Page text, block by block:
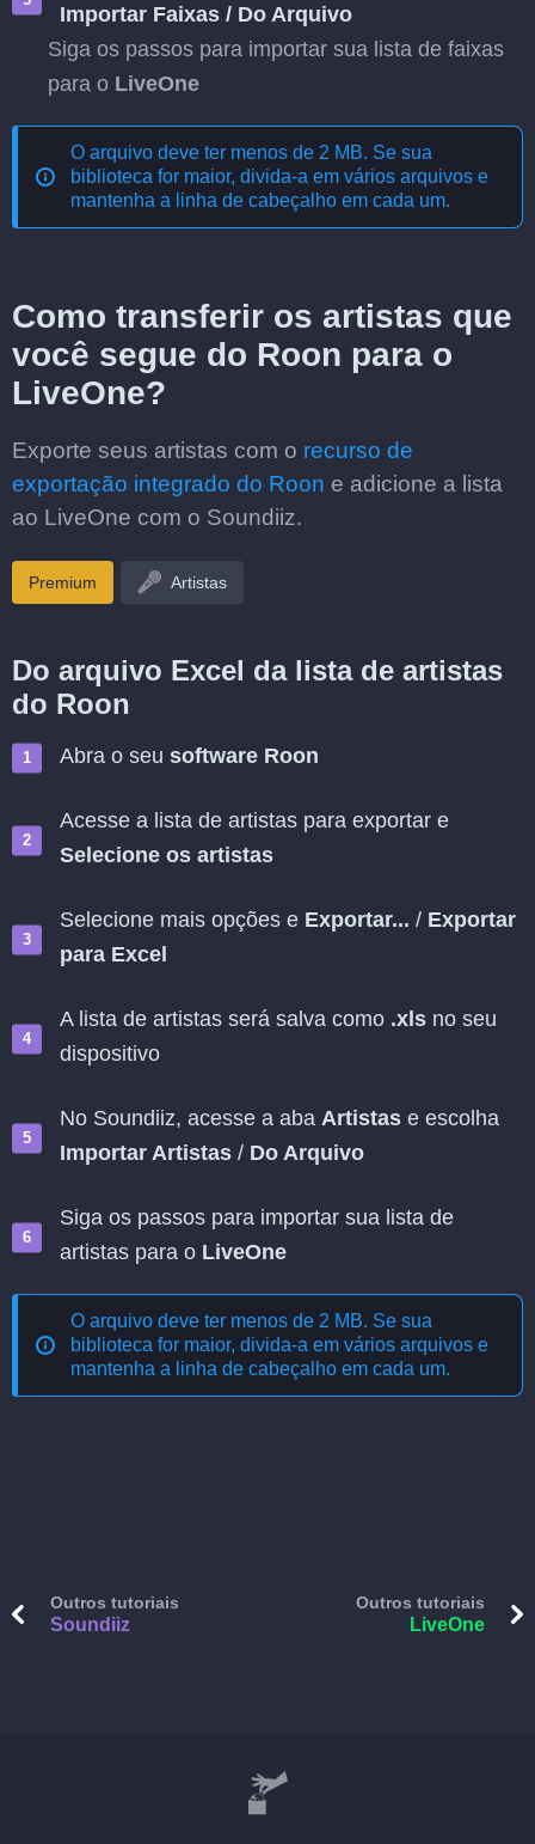
Importar Faixas / Do Arquivo
Siga os passos para importar sua lista de faixas
para o LiveOne
O arquivo deve ter menos de 2 MB. Se sua
biblioteca for maior, divida-a em vários arquivos e
mantenha a linha de cabeçalho em cada um.
Como transferir os artistas que
você segue do Roon para o
LiveOne?
Exporte seus artistas com o recurso de
exportação integrado do Roon e adicione a lista
ao LiveOne com o Soundiiz.
Premium Artistas
Do arquivo Excel da lista de artistas
do Roon
Abra o seu software Roon
Acesse a lista de artistas para exportar e
Selecione os artistas
Selecione mais opções e Exportar... / Exportar
para Excel
A lista de artistas será salva como .xls no seu
dispositivo
No Soundiiz, acesse a aba Artistas e escolha
Importar Artistas / Do Arquivo
Siga os passos para importar sua lista de
artistas para o LiveOne
O arquivo deve ter menos de 2 MB. Se sua
biblioteca for maior, divida-a em vários arquivos e
mantenha a linha de cabeçalho em cada um.
Outros tutoriais
Soundiiz
Outros tutoriais
LiveOne